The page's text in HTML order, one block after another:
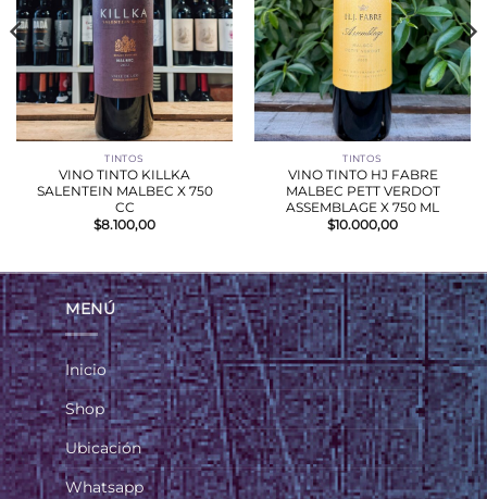
TINTOS
VINO TINTO KILLKA
SALENTEIN MALBEC X 750
CC
$8.100,00
TINTOS
VINO TINTO HJ FABRE
MALBEC PETT VERDOT
ASSEMBLAGE X 750 ML
$10.000,00
MENÚ
Inicio
Shop
Ubicación
Whatsapp